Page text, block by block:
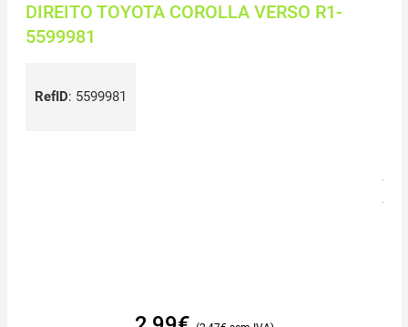
DIREITO TOYOTA COROLLA VERSO R1-
5599981
RefID: 5599981